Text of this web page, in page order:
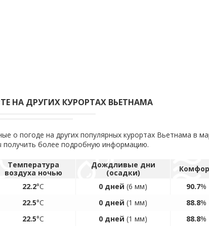
НА ДРУГИХ КУРОРТАХ ВЬЕТНАМА
о погоде на других популярных курортах Вьетнама в
более подробную информацию.
Температура
воздуха ночью
Дождливые дни
(осадки)
22.2°C 0 дней (6 мм) 90.7%
22.5°C 0 дней (1 мм) 88.8%
22.5°C 0 дней (1 мм) 88.8%